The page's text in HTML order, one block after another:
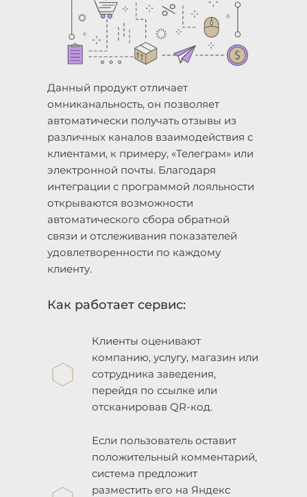
Данный продукт отличает
омниканальность, он позволяет
автоматически получать отзывы из
различных каналов взаимодействия с
клиентами, к примеру, «Телеграм» или
электронной почты. Благодаря
интеграции с программой лояльности
открываются возможности
автоматического сбора обратной
связи и отслеживания показателей
удовлетворенности по каждому
клиенту.
Как работает сервис:
Клиенты оценивают
компанию, услугу, магазин или
сотрудника заведения,
перейдя по ссылке или
отсканировав QR-код.
Если пользователь оставит
положительный комментарий,
система предложит
разместить его на Яндекс